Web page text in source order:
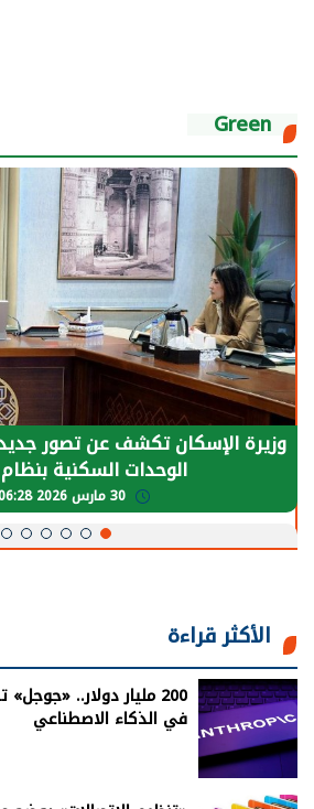
Green
وزيرة الإسكان تكشف عن تصور
الوحدات السكنية بنظام
الأكثر قراءة
200 مليار دولار..
في الذكاء الاصطناعي